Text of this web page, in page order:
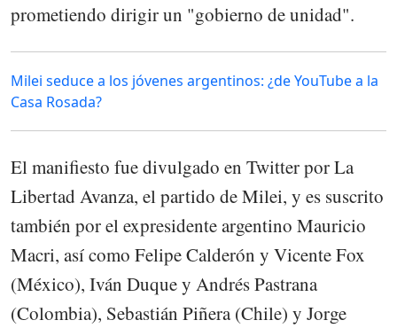
prometiendo dirigir un "gobierno de unidad".
Milei seduce a los jóvenes argentinos: ¿de YouTube a la
Casa Rosada?
El manifiesto fue divulgado en Twitter por La
Libertad Avanza, el partido de Milei, y es suscrito
también por el expresidente argentino Mauricio
Macri, así como Felipe Calderón y Vicente Fox
(México), Iván Duque y Andrés Pastrana
(Colombia), Sebastián Piñera (Chile) y Jorge